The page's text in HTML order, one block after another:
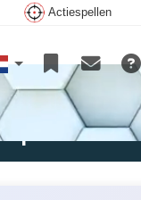
Actiespellen
spelen